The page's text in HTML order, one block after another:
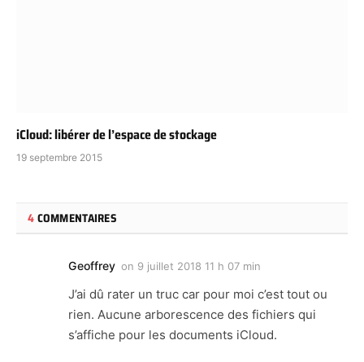
iCloud: libérer de l’espace de stockage
19 septembre 2015
4COMMENTAIRES
Geoffrey on 9 juillet 2018 11 h 07 min
J’ai dû rater un truc car pour moi c’est tout ou
rien. Aucune arborescence des fichiers qui
s’affiche pour les documents iCloud.